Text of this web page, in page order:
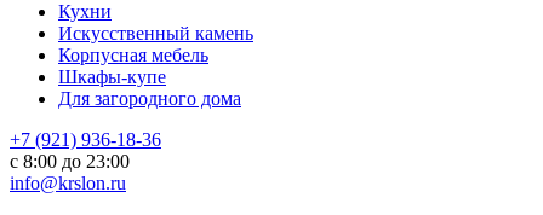
Кухни
Искусственный камень
Корпусная мебель
Шкафы-купе
Для загородного дома
+7 (921) 936-18-36
с 8:00 до 23:00
info@krslon.ru